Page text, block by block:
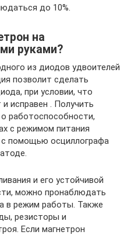
до 10%.
на
руками?
из диодов удвоителей
позволит сделать
при условии, что
исправен . Получить
работоспособности,
с режимом питания
помощью осциллографа
и его устойчивой
можно пронаблюдать
в режим работы. Также
резисторы и
Если магнетрон